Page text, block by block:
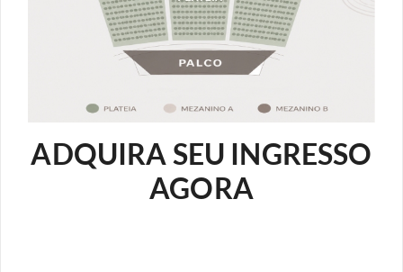
ADQUIRA SEU INGRESSO
AGORA